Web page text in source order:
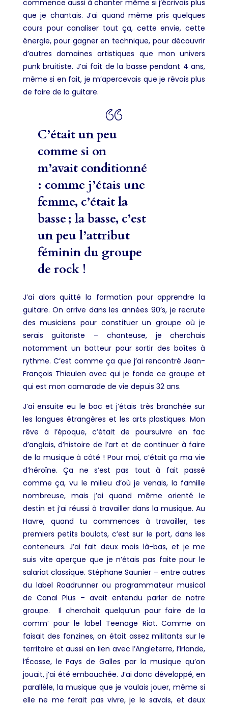
commence aussi à chanter même si j’écrivais plus
que je chantais. J’ai quand même pris quelques
cours pour canaliser tout ça, cette envie, cette
énergie, pour gagner en technique, pour découvrir
d’autres domaines artistiques que mon univers
punk bruitiste. J’ai fait de la basse pendant 4 ans,
même si en fait, je m’apercevais que je rêvais plus
de faire de la guitare.
C’était un peu
comme si on
m’avait conditionné
: comme j’étais une
femme, c’était la
basse ; la basse, c’est
un peu l’attribut
féminin du groupe
de rock !
J’ai alors quitté la formation pour apprendre la
guitare. On arrive dans les années 90’s, je recrute
des musiciens pour constituer un groupe où je
serais guitariste – chanteuse, je cherchais
notamment un batteur pour sortir des boîtes à
rythme. C’est comme ça que j’ai rencontré Jean-
François Thieulen avec qui je fonde ce groupe et
qui est mon camarade de vie depuis 32 ans.
J’ai ensuite eu le bac et j’étais très branchée sur
les langues étrangères et les arts plastiques. Mon
rêve à l’époque, c’était de poursuivre en fac
d’anglais, d’histoire de l’art et de continuer à faire
de la musique à côté ! Pour moi, c’était ça ma vie
d’héroïne. Ça ne s’est pas tout à fait passé
comme ça, vu le milieu d’où je venais, la famille
nombreuse, mais j’ai quand même orienté le
destin et j’ai réussi à travailler dans la musique. Au
Havre, quand tu commences à travailler, tes
premiers petits boulots, c’est sur le port, dans les
conteneurs. J’ai fait deux mois là-bas, et je me
suis vite aperçue que je n’étais pas faite pour le
salariat classique. Stéphane Saunier – entre autres
du label Roadrunner ou programmateur musical
de Canal Plus – avait entendu parler de notre
groupe. Il cherchait quelqu’un pour faire de la
comm’ pour le label Teenage Riot. Comme on
faisait des fanzines, on était assez militants sur le
territoire et aussi en lien avec l’Angleterre, l’Irlande,
l’Écosse, le Pays de Galles par la musique qu’on
jouait, j’ai été embauchée. J’ai donc développé, en
parallèle, la musique que je voulais jouer, même si
elle ne me ferait pas vivre, je le savais, et deux